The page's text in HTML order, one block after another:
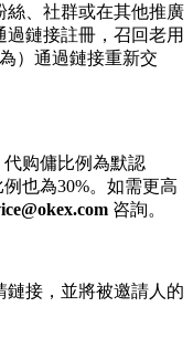
絲、社群或在其他推廣
鏈接註冊，召回老用
）通過鏈接重新交
购傭比例為默認
也為30%。如需更高
咨詢。
鏈接，並將被邀請人的